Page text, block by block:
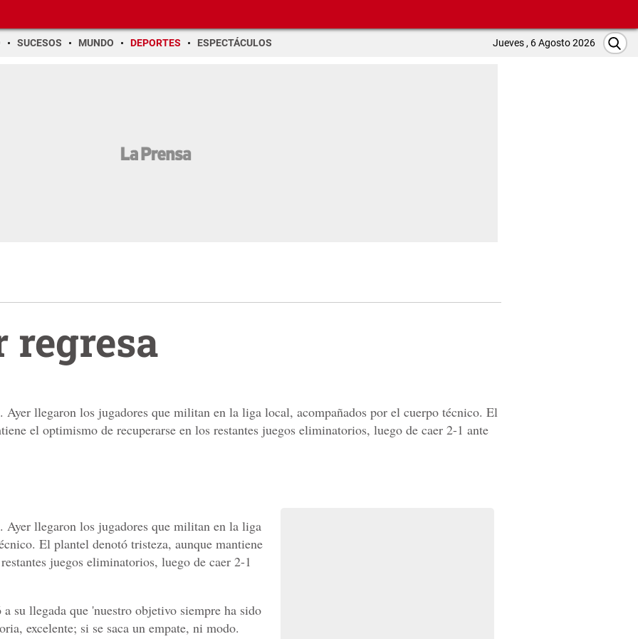
SUCESOS MUNDO DEPORTES ESPECTÁCULOS Jueves , 6 Agosto 2026
regresa
llegaron los jugadores que militan en la liga local, acompañados por el cuerpo técnico. El
el optimismo de recuperarse en los restantes juegos eliminatorios, luego de caer 2-1 ante
llegaron los jugadores que militan en la liga
El plantel denotó tristeza, aunque mantiene
juegos eliminatorios, luego de caer 2-1
su llegada que 'nuestro objetivo siempre ha sido
excelente; si se saca un empate, ni modo.